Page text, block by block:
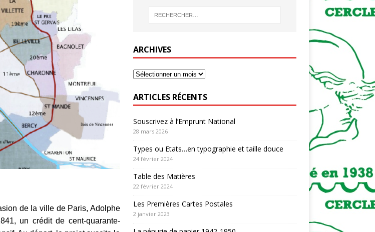
de la ville de Paris, Adolphe
un crédit de cent-quarante-
ARCHIVES
ARTICLES RÉCENTS
Souscrivez à l’Emprunt National
28 mars 2026
Types ou Etats…en typographie et taille douce
24 février 2024
Table des Matières
22 février 2024
Les Premières Cartes Postales
2 janvier 2023